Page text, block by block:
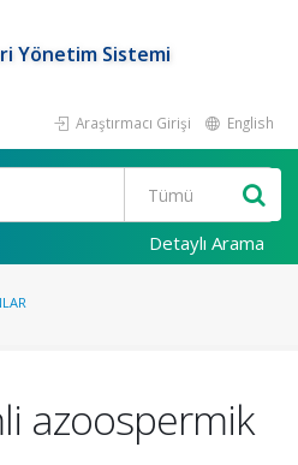
Yönetim Sistemi
Araştırmacı Girişi English
Detaylı Arama
azoospermik